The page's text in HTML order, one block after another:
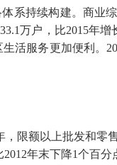
系持续构建。商业
万户，比2015年增
活服务更加便利。
限额以上批发和零
年末下降1个百分